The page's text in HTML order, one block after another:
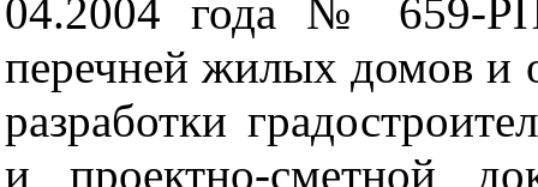
04.2004 года № 659-
перечней жилых домов и
разработки
и проектно-сметной